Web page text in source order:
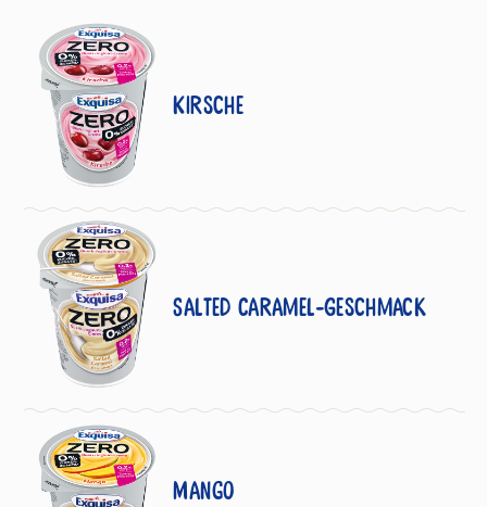
Kirsche
Salted Caramel-Geschmack
Mango